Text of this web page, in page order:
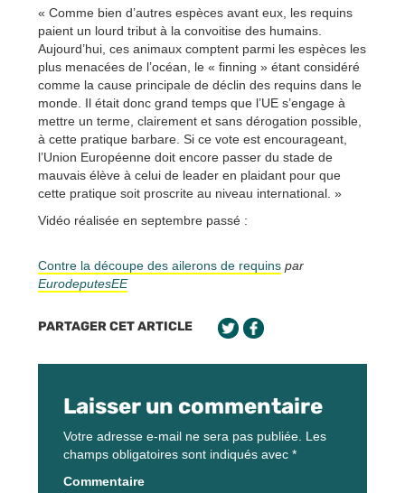
« Comme bien d’autres espèces avant eux, les requins
paient un lourd tribut à la convoitise des humains.
Aujourd’hui, ces animaux comptent parmi les espèces les
plus menacées de l’océan, le « finning » étant considéré
comme la cause principale de déclin des requins dans le
monde. Il était donc grand temps que l’UE s’engage à
mettre un terme, clairement et sans dérogation possible,
à cette pratique barbare. Si ce vote est encourageant,
l’Union Européenne doit encore passer du stade de
mauvais élève à celui de leader en plaidant pour que
cette pratique soit proscrite au niveau international. »
Vidéo réalisée en septembre passé :
Contre la découpe des ailerons de requins par
EurodeputesEE
PARTAGER CET ARTICLE
Laisser un commentaire
Votre adresse e-mail ne sera pas publiée. Les
champs obligatoires sont indiqués avec *
Commentaire